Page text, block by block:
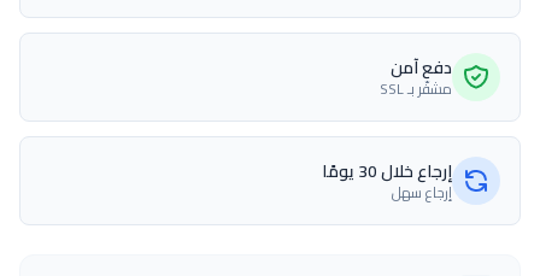
دفع آمن
مشفّر بـ SSL
إرجاع خلال 30 يومًا
إرجاع سهل